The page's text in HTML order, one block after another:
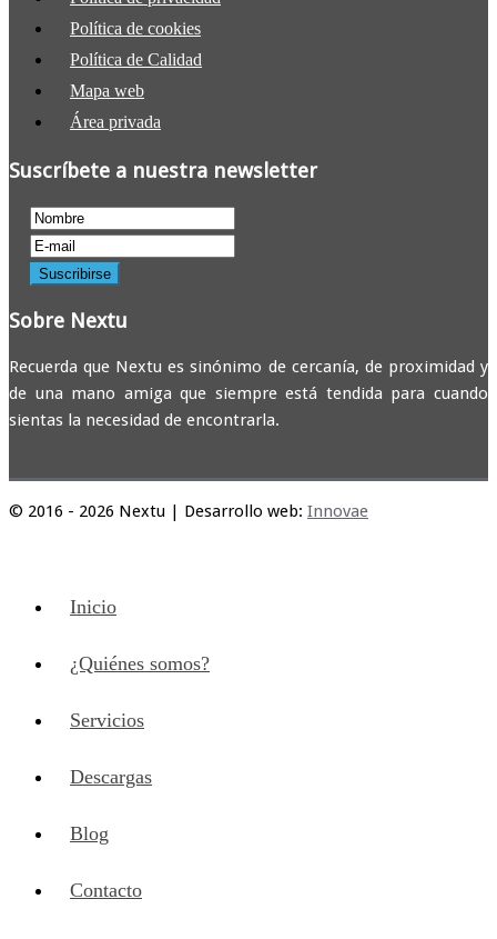
Política de cookies
Política de Calidad
Mapa web
Área privada
Suscríbete a nuestra newsletter
Sobre Nextu
Recuerda que Nextu es sinónimo de cercanía, de proximidad y
de una mano amiga que siempre está tendida para cuando
sientas la necesidad de encontrarla.
© 2016 - 2026 Nextu | Desarrollo web: Innovae
Inicio
¿Quiénes somos?
Servicios
Descargas
Blog
Contacto